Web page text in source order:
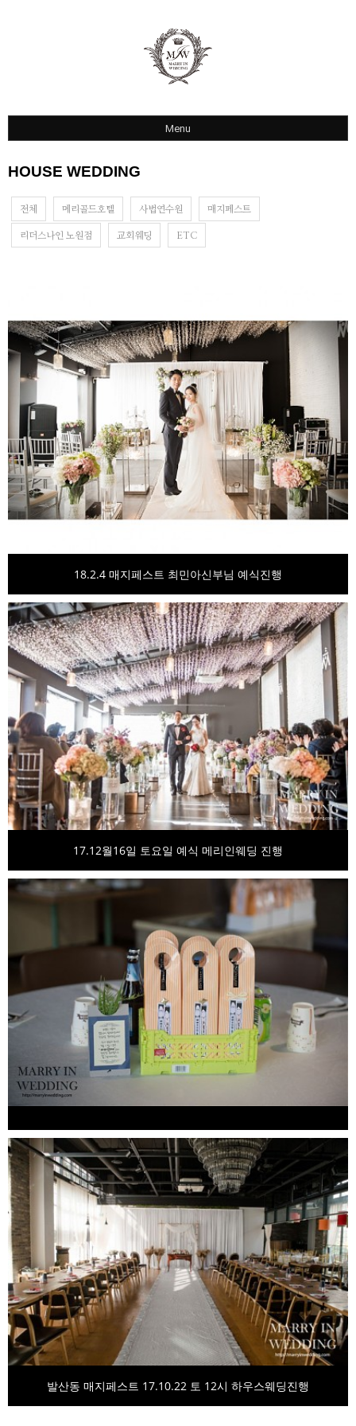
Menu
롤링힐스
세븐스프링스
1:1 카톡상담
HOUSE WEDDING
전체 메리골드호텔 사법연수원 매지페스트
리더스나인 노원점 교회웨딩 ETC
18.2.4 매지페스트 최민아신부님 예식진행
17.12월16일 토요일 예식 메리인웨딩 진행
발산동 매지페스트 17.10.22 토 12시 하우스웨딩진행